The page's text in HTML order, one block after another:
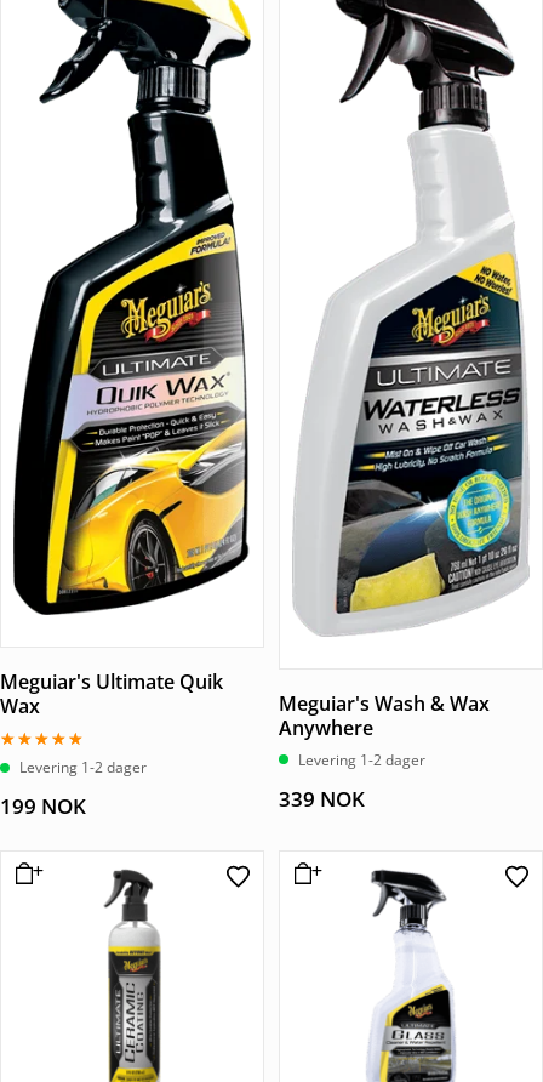
Meguiar's Ultimate Quik
Wax
Vurdert
5.00Levering 1-2 dager
199 NOK
Meguiar's Wash & Wax
Anywhere
Levering 1-2 dager
339 NOK